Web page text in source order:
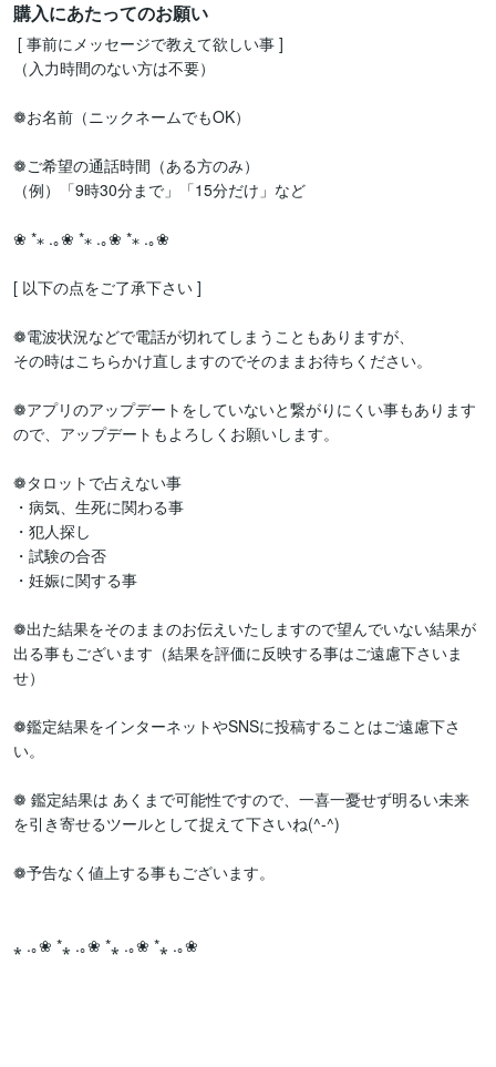
購入にあたってのお願い
（入力時間のない方は不要）
❁お名前（ニックネームでもOK）
❁ご希望の通話時間（ある方のみ）
（例）「9時30分まで」「15分だけ」など
❀ *⁎ .｡❀ *⁎ .｡❀ *⁎ .｡❀
[ 以下の点をご了承下さい ]
❁電波状況などで電話が切れてしまうこともありますが、
その時はこちらかけ直しますのでそのままお待ちください。
❁アプリのアップデートをしていないと繋がりにくい事もあります
ので、アップデートもよろしくお願いします。
❁タロットで占えない事
・病気、生死に関わる事
・犯人探し
・試験の合否
・妊娠に関する事
❁出た結果をそのままのお伝えいたしますので望んでいない結果が
出る事もございます（結果を評価に反映する事はご遠慮下さいま
せ）
❁鑑定結果をインターネットやSNSに投稿することはご遠慮下さ
い。
❁ 鑑定結果は あくまで可能性ですので、一喜一憂せず明るい未来
を引き寄せるツールとして捉えて下さいね(^-^)
❁予告なく値上する事もございます。
⁎ .｡❀ *⁎ .｡❀ *⁎ .｡❀ *⁎ .｡❀